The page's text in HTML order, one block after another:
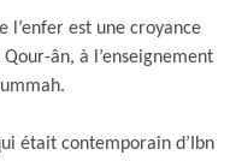
l’enfer est une croyance
ân, à l’enseignement
était contemporain d’Ibn